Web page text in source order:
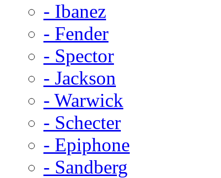
- Ibanez
- Fender
- Spector
- Jackson
- Warwick
- Schecter
- Epiphone
- Sandberg